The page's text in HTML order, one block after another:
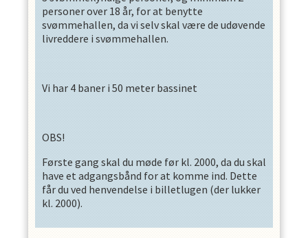
personer over 18 år, for at benytte
svømmehallen, da vi selv skal være de udøvende
livreddere i svømmehallen.
Vi har 4 baner i 50 meter bassinet
OBS!
Første gang skal du møde før kl. 2000, da du skal
have et adgangsbånd for at komme ind. Dette
får du ved henvendelse i billetlugen (der lukker
kl. 2000).